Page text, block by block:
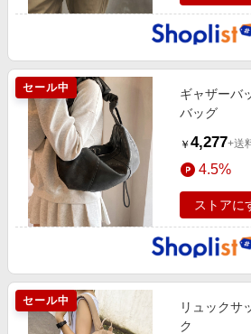
セール中
ギャザーバ
バッグ
￥ 4,277+送
4.5%
ストアに
セール中
リュックサ
ク